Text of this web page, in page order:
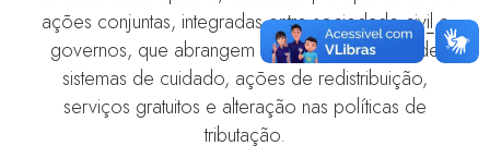
ações conjuntas, integradas entre sociedade civil e
governos, que abrangem o desenvolvimento de
sistemas de cuidado, ações de redistribuição,
serviços gratuitos e alteração nas políticas de
tributação.